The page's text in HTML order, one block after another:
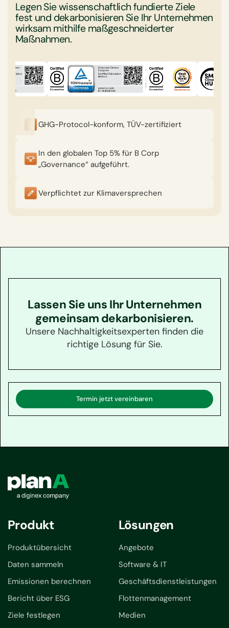
Legen Sie wissenschaftlich fundierte Ziele
fest und dekarbonisieren Sie Ihr Unternehmen
wirksam mithilfe maßgeschneiderter
Maßnahmen.
GHG-Protocol-konform, TÜV-zertifiziert
In den globalen Top 5% für B Corp
„Governance“ aufgeführt.
Verpflichtet zur Klimaversprechen
Lassen Sie uns Ihr Unternehmen
gemeinsam dekarbonisieren.
Unsere Nachhaltigkeitsexperten finden die
richtige Lösung für Sie.
Termin jetzt vereinbaren
Produkt
Produktübersicht
Daten sammeln
Emissionen berechnen
Bericht über ESG
Ziele festlegen
Lösungen
Angebote
Software & IT
Geschäftsdienstleistungen
Flottenmanagement
Medien